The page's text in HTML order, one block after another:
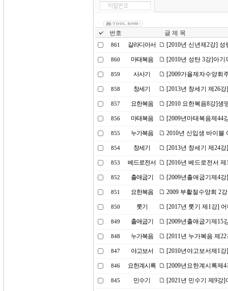
번호 글 제 목
861 갈라디아서 [2010년 신년제2강]
860 마태복음 [2010년 성탄 3강]아기
859 사사기 [2009가을제자수양회
858 창세기 [2013년 창세기 제26
857 요한복음 [2010 요한복음8강]생
856 마태복음 [2009년마태복음제44
855 누가복음 2010년 신입생 바이블
854 창세기 [2013년 창세기 제24
853 베드로전서 [2016년 베드로전서
852 출애굽기 [2009년출애굽기제4
851 요한복음 2009 부활절수양회 2
850 룻기 [2017년 룻기 제1강]
849 출애굽기 [2009년출애굽기제15
848 누가복음 [2011년 누가복음 제
847 야고보서 [2010년야고보서제1
846 요한계시록 [2009년요한계시록제
845 민수기 [2021년 민수기 제9강